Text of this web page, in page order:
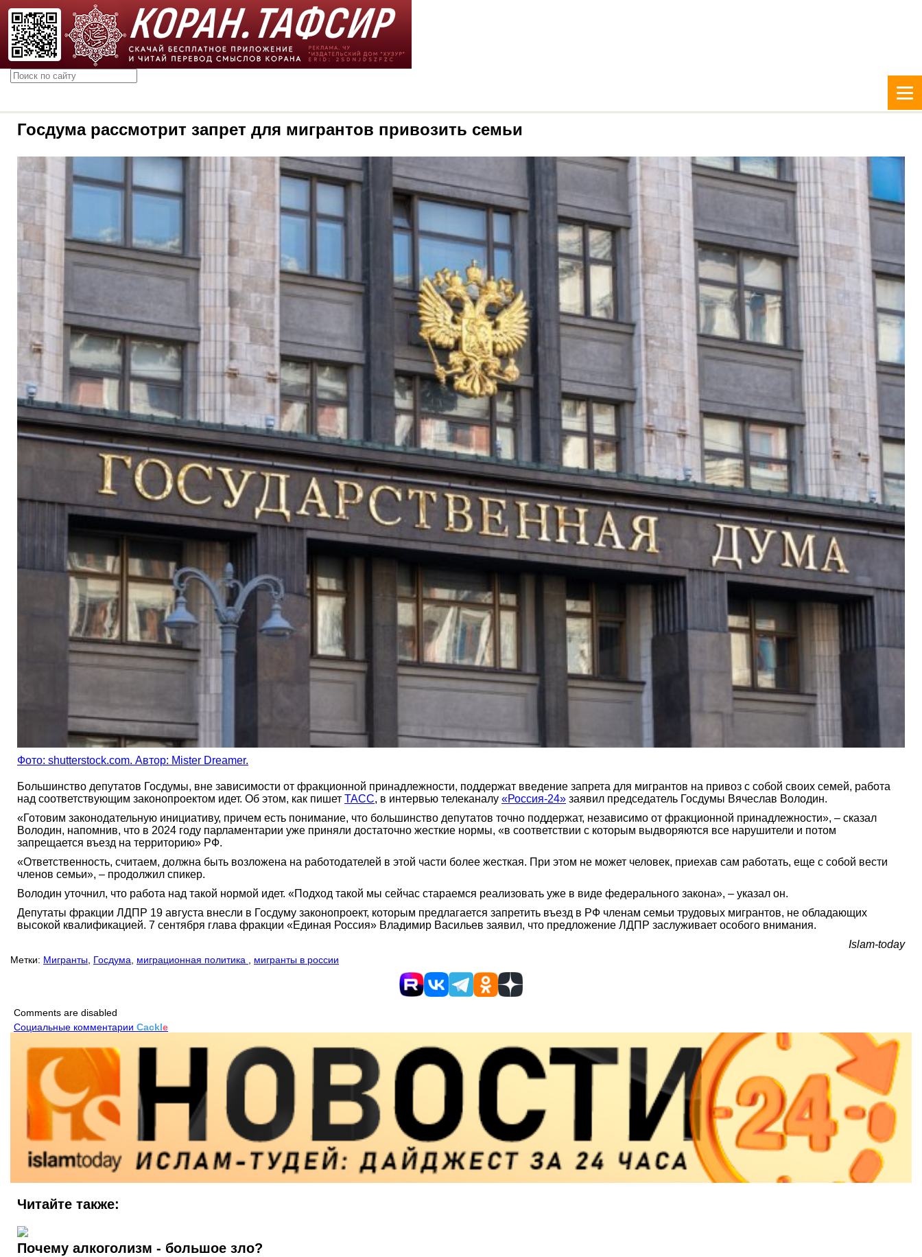
Госдума рассмотрит запрет для мигрантов привозить семьи
Фото: shutterstock.com. Автор: Mister Dreamer.
Большинство депутатов Госдумы, вне зависимости от фракционной принадлежности, поддержат введение запрета для мигрантов на привоз с собой своих семей, работа
над соответствующим законопроектом идет. Об этом, как пишет ТАСС, в интервью телеканалу «Россия-24» заявил председатель Госдумы Вячеслав Володин.
«Готовим законодательную инициативу, причем есть понимание, что большинство депутатов точно поддержат, независимо от фракционной принадлежности», – сказал
Володин, напомнив, что в 2024 году парламентарии уже приняли достаточно жесткие нормы, «в соответствии с которым выдворяются все нарушители и потом
запрещается въезд на территорию» РФ.
«Ответственность, считаем, должна быть возложена на работодателей в этой части более жесткая. При этом не может человек, приехав сам работать, еще с собой вести
членов семьи», – продолжил спикер.
Володин уточнил, что работа над такой нормой идет. «Подход такой мы сейчас стараемся реализовать уже в виде федерального закона», – указал он.
Депутаты фракции ЛДПР 19 августа внесли в Госдуму законопроект, которым предлагается запретить въезд в РФ членам семьи трудовых мигрантов, не обладающих
высокой квалификацией. 7 сентября глава фракции «Единая Россия» Владимир Васильев заявил, что предложение ЛДПР заслуживает особого внимания.
Islam-today
Метки: Мигранты, Госдума, миграционная политика , мигранты в россии
Comments are disabled
Социальные комментарии Cackle
Читайте также:
Почему алкоголизм - большое зло?